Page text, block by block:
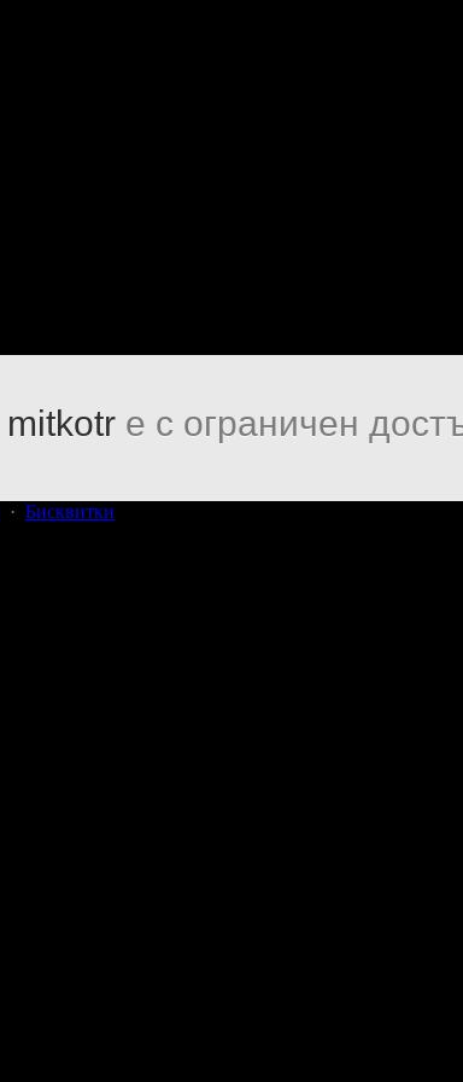
mitkotr е с ограничен
· Бисквитки